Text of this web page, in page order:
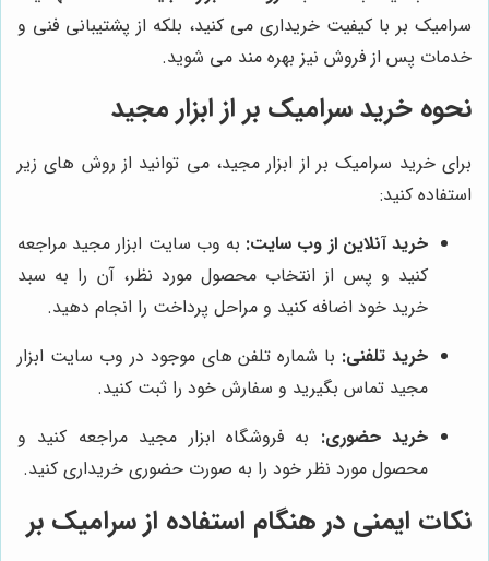
سرامیک بر با کیفیت خریداری می کنید، بلکه از پشتیبانی فنی و
خدمات پس از فروش نیز بهره مند می شوید.
نحوه خرید سرامیک بر از ابزار مجید
برای خرید سرامیک بر از ابزار مجید، می توانید از روش های زیر
استفاده کنید:
خرید آنلاین از وب سایت: به وب سایت ابزار مجید مراجعه
کنید و پس از انتخاب محصول مورد نظر، آن را به سبد
خرید خود اضافه کنید و مراحل پرداخت را انجام دهید.
خرید تلفنی: با شماره تلفن های موجود در وب سایت ابزار
مجید تماس بگیرید و سفارش خود را ثبت کنید.
خرید حضوری: به فروشگاه ابزار مجید مراجعه کنید و
محصول مورد نظر خود را به صورت حضوری خریداری کنید.
نکات ایمنی در هنگام استفاده از سرامیک بر